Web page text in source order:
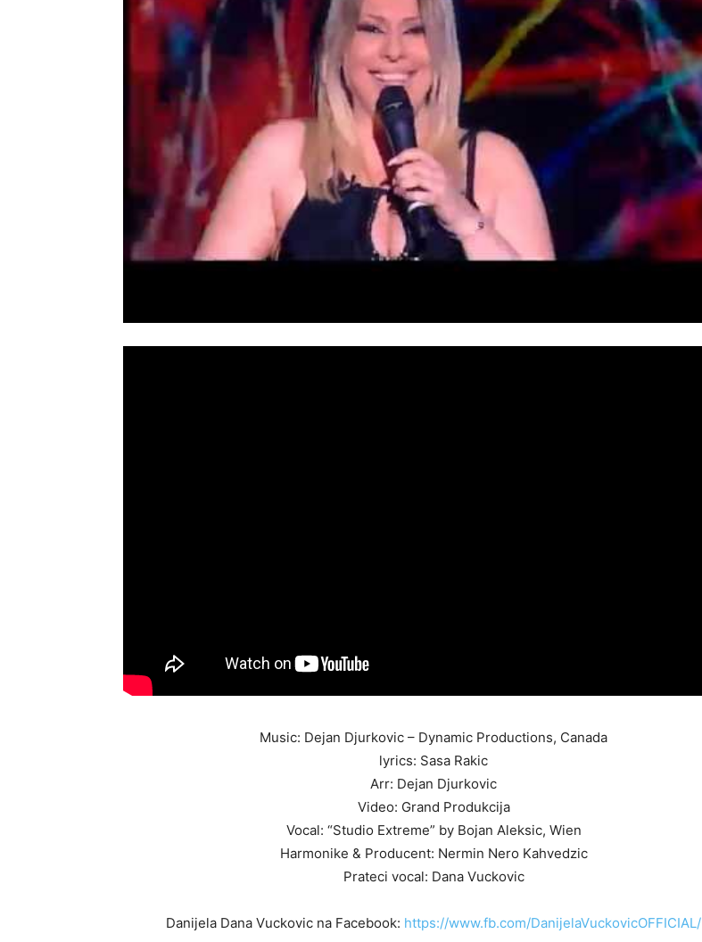
Music: Dejan Djurkovic – Dynamic Productions, Canada
lyrics: Sasa Rakic
Arr: Dejan Djurkovic
Video: Grand Produkcija
Vocal: “Studio Extreme” by Bojan Aleksic, Wien
Harmonike & Producent: Nermin Nero Kahvedzic
Prateci vocal: Dana Vuckovic
Danijela Dana Vuckovic na Facebook: https://www.fb.com/DanijelaVuckovicOFFICIAL/